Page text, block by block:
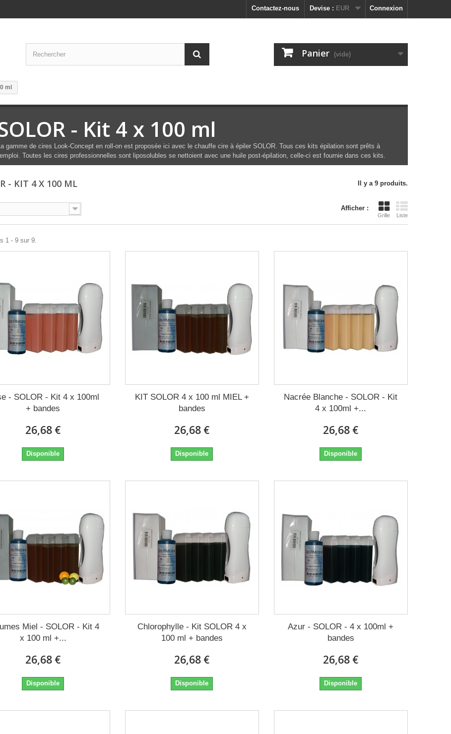
Connexion
Devise : EUR
Contactez-nous
Panier (vide)
ml
- Kit 4 x 100 ml
gamme de cires Look-Concept en roll-on est proposée ici avec le chauffe cire à épiler SOLOR. Tous ces kits épilation sont prêts à
Toutes les cires professionnelles sont liposolubles se nettoient avec une huile post-épilation, celle-ci est fournie dans ces kits.
- KIT 4 X 100 ML Il y a 9 produits.
Afficher :
Grille Liste
1 - 9 sur 9.
- SOLOR - Kit 4 x 100ml
+ bandes
26,68 €
Disponible
KIT SOLOR 4 x 100 ml MIEL +
bandes
26,68 €
Disponible
Nacrée Blanche - SOLOR - Kit
4 x 100ml +...
26,68 €
Disponible
Miel - SOLOR - Kit 4
x 100 ml +...
26,68 €
Disponible
Chlorophylle - Kit SOLOR 4 x
100 ml + bandes
26,68 €
Disponible
Azur - SOLOR - 4 x 100ml +
bandes
26,68 €
Disponible